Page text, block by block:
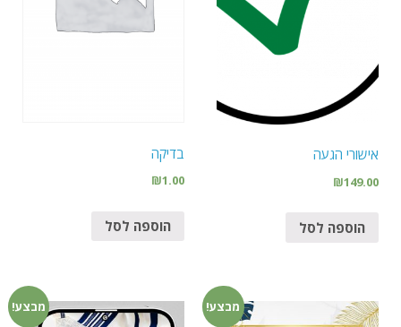
אישורי הגעה
₪149.00
הוספה לסל
בדיקה
₪1.00
הוספה לסל
מבצע! מבצע!